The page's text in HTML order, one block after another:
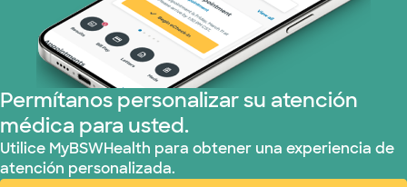
Tricare (3 planes)
TriWest HealthCare (1 planes)
United HealthCare (33 planes)
WellMed (15 planes)
Permítanos personalizar su atención
médica para usted.
Utilice MyBSWHealth para obtener una experiencia de
atención personalizada.